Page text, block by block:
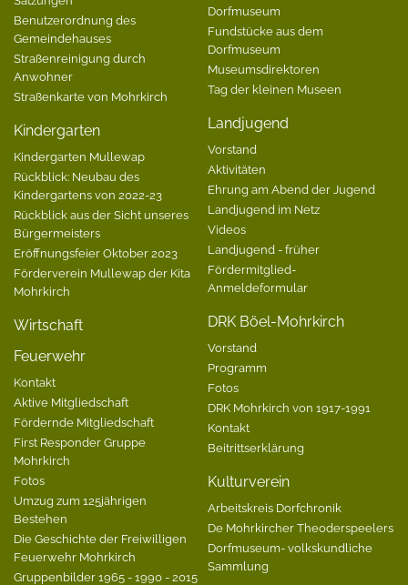
Benutzerordnung des
Gemeindehauses
Straßenreinigung durch
Anwohner
Straßenkarte von Mohrkirch
Kindergarten
Kindergarten Mullewap
Rückblick: Neubau des
Kindergartens von 2022-23
Rückblick aus der Sicht unseres
Bürgermeisters
Eröffnungsfeier Oktober 2023
Förderverein Mullewap der Kita
Mohrkirch
Wirtschaft
Feuerwehr
Kontakt
Aktive Mitgliedschaft
Fördernde Mitgliedschaft
First Responder Gruppe
Mohrkirch
Fotos
Umzug zum 125jährigen
Bestehen
Die Geschichte der Freiwilligen
Feuerwehr Mohrkirch
Gruppenbilder 1965 - 1990 - 2015
Dorfmuseum
Fundstücke aus dem
Dorfmuseum
Museumsdirektoren
Tag der kleinen Museen
Landjugend
Vorstand
Aktivitäten
Ehrung am Abend der Jugend
Landjugend im Netz
Videos
Landjugend - früher
Fördermitglied-
Anmeldeformular
DRK Böel-Mohrkirch
Vorstand
Programm
Fotos
DRK Mohrkirch von 1917-1991
Kontakt
Beitrittserklärung
Kulturverein
Arbeitskreis Dorfchronik
De Mohrkircher Theoderspeelers
Dorfmuseum- volkskundliche
Sammlung